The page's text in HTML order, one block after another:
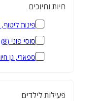
חיות וחיוכים
פינות
סוסי פוני (
8
)
ספארי, גן
פעילות לילדים